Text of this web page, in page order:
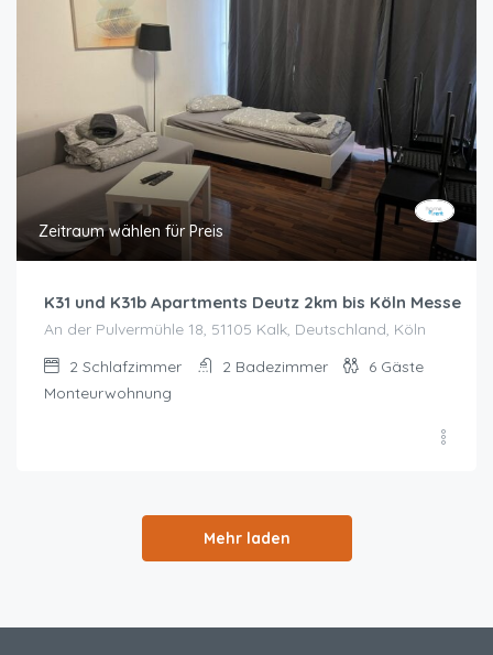
Zeitraum wählen für Preis
K31 und K31b Apartments Deutz 2km bis Köln Messe
An der Pulvermühle 18, 51105 Kalk, Deutschland, Köln
2 Schlafzimmer 2 Badezimmer 6 Gäste
Monteurwohnung
Mehr laden